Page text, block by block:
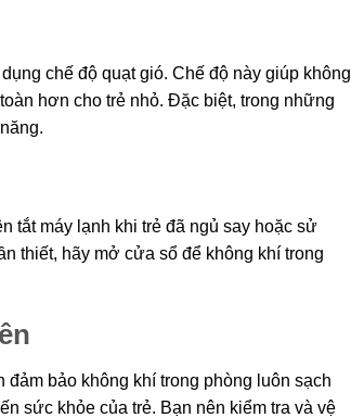
chế độ quạt gió. Chế độ này giúp không
hơn cho trẻ nhỏ. Đặc biệt, trong những
tắt máy lạnh khi trẻ đã ngủ say hoặc sử
thiết, hãy mở cửa sổ để không khí trong
bảo không khí trong phòng luôn sạch
sức khỏe của trẻ. Bạn nên kiểm tra và vệ